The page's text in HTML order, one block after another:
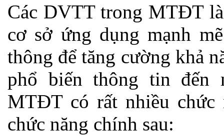
Các DVTT trong MTĐT
cơ sở ứng dụng mạnh
thông để tăng cường khả
phổ biến thông tin đến
MTĐT có rất nhiều chức
chức năng chính sau: